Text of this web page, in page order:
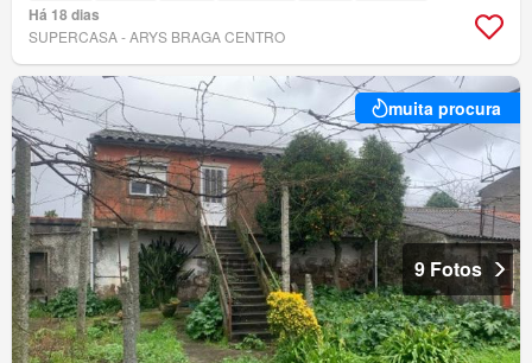
Há 18 dias
SUPERCASA - ARYS BRAGA CENTRO
muita procura
9 Fotos